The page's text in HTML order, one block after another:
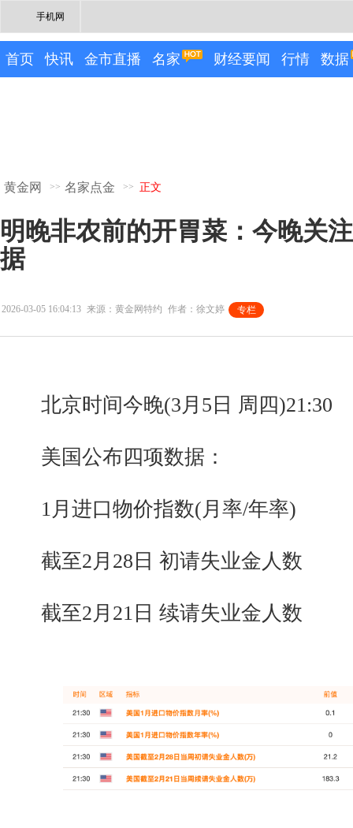
手机网
首页 快讯 金市直播 名家 财经要闻 行情 数据
黄金网 >> 名家点金 >> 正文
明晚非农前的开胃菜：今晚关
据
2026-03-05 16:04:13 来源：黄金网特约 作者：徐文婷 专栏
专栏
北京时间今晚(3月5日 周四)21:30
美国公布四项数据：
1月进口物价指数(月率/年率)
截至2月28日 初请失业金人数
截至2月21日 续请失业金人数